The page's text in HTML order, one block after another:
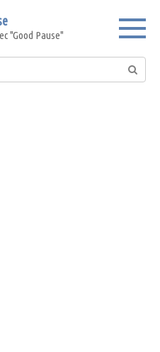
"Good Pause"